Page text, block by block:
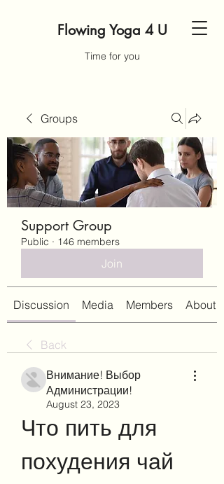
Flowing Yoga 4 U
Time for you
Groups
Support Group
Public · 146 members
Join
Discussion Media Members About
Back
Внимание! Выбор
Администрации!
August 23, 2023
Что пить для
похудения чай